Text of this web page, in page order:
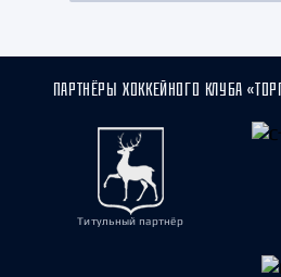
ПАРТНЁРЫ ХОККЕЙНОГО КЛУБА
Титульный партнёр